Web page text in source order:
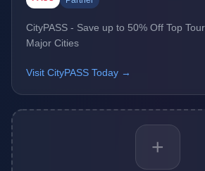
CityPASS - Save up to 50% Off Top
Major Cities
Visit CityPASS Today →
+